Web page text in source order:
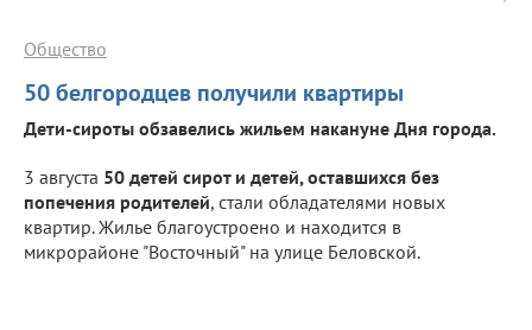
50 белгородцев получили квартиры
Общество
Дети-сироты обзавелись жильем накануне Дня города.
3 августа 50 детей сирот и детей, оставшихся без
попечения родителей, стали обладателями новых
квартир. Жилье благоустроено и находится в
микрорайоне "Восточный" на улице Беловской.